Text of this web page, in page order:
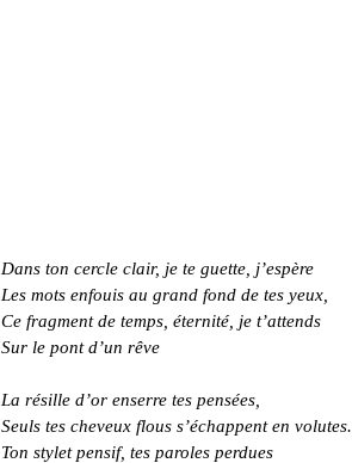
Dans ton cercle clair, je te guette, j’espère
Les mots enfouis au grand fond de tes yeux,
Ce fragment de temps, éternité, je t’attends
Sur le pont d’un rêve
La résille d’or enserre tes pensées,
Seuls tes cheveux flous s’échappent en volutes.
Ton stylet pensif, tes paroles perdues